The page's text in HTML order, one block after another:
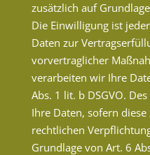
zusätzlich auf
Die Einwilligung ist
Daten zur
vorvertraglicher
verarbeiten wir Ihre
Abs. 1 lit. b DSGVO.
Ihre Daten, sofern
rechtlichen
Grundlage von Art. 6